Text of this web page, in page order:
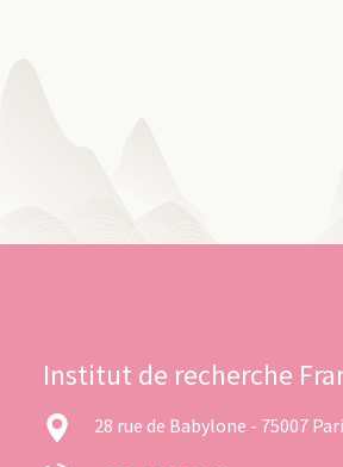
Institut de recherche
28 rue de Babylone - 75007